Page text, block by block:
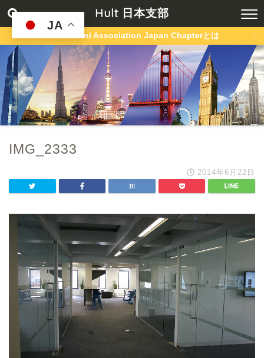
Hult 日本支部
Hult Alumni Association Japan Chapterとは
IMG_2333
2014年6月22日
JA